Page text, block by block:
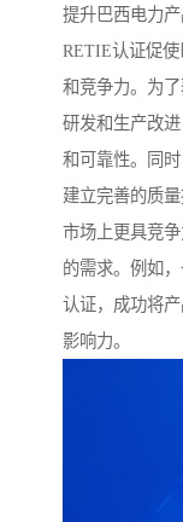
提升巴西电力
RETIE认证促
和竞争力。为
研发和生产改
和可靠性。同
建立完善的质
市场上更具竞
的需求。例如
认证，成功将
影响力。